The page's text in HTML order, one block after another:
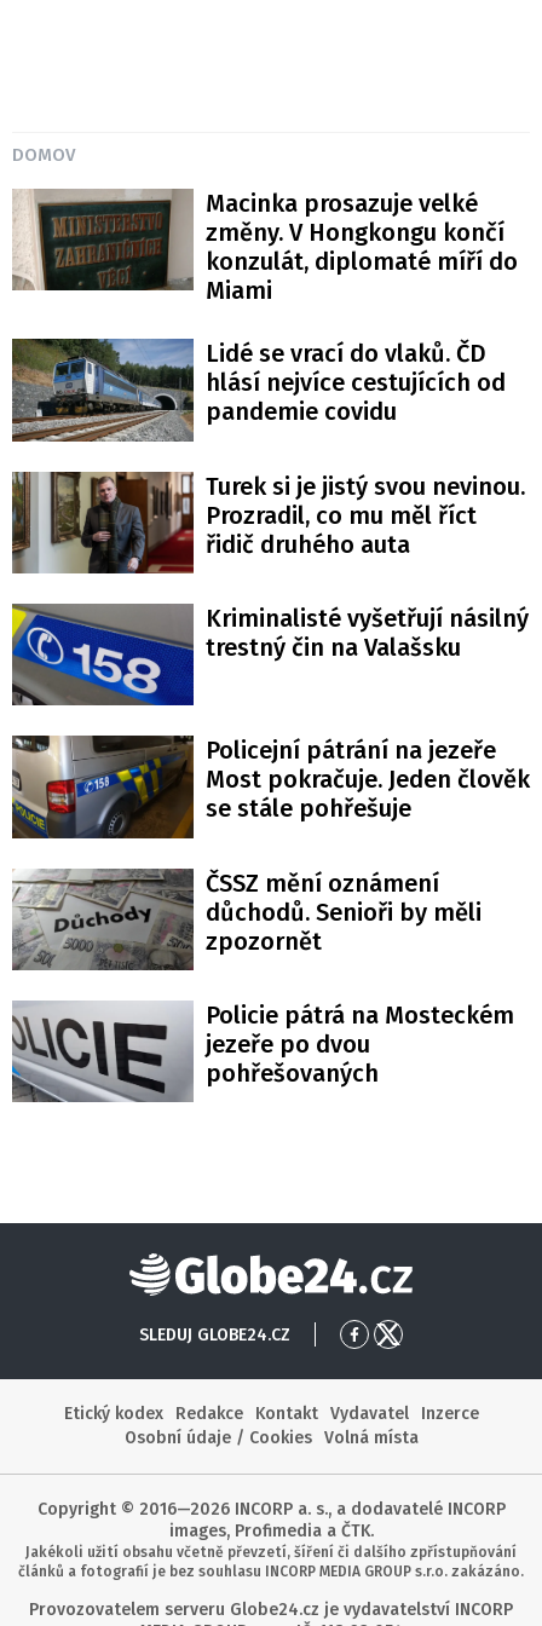
DOMOV
Macinka prosazuje velké
změny. V Hongkongu končí
konzulát, diplomaté míří do
Miami
Lidé se vrací do vlaků. ČD
hlásí nejvíce cestujících od
pandemie covidu
Turek si je jistý svou nevinou.
Prozradil, co mu měl říct
řidič druhého auta
Kriminalisté vyšetřují násilný
trestný čin na Valašsku
Policejní pátrání na jezeře
Most pokračuje. Jeden člověk
se stále pohřešuje
ČSSZ mění oznámení
důchodů. Senioři by měli
zpozornět
Policie pátrá na Mosteckém
jezeře po dvou
pohřešovaných
Globe24
SLEDUJ GLOBE24.CZ
Přejít
Facebook
Přejít
X
Etický kodex
Redakce Kontakt Vydavatel
Inzerce
Osobní údaje / Cookies
Volná místa
Copyright © 2016—2026 INCORP a. s., a dodavatelé INCORP
images, Profimedia a ČTK.
Jakékoli užití obsahu včetně převzetí, šíření či dalšího zpřístupňování
článků a fotografií je bez souhlasu INCORP MEDIA GROUP s.r.o. zakázáno.
Provozovatelem serveru Globe24.cz je vydavatelství INCORP